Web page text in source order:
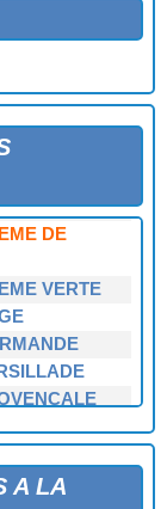
DE
VERTE
A LA